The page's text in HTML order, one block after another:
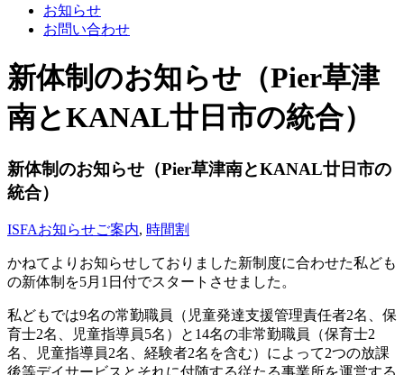
お知らせ
お問い合わせ
新体制のお知らせ（Pier草津
南とKANAL廿日市の統合）
新体制のお知らせ（Pier草津南とKANAL廿日市の
統合）
ISFAお知らせご案内, 時間割
かねてよりお知らせしておりました新制度に合わせた私ども
の新体制を5月1日付でスタートさせました。
私どもでは9名の常勤職員（児童発達支援管理責任者2名、保
育士2名、児童指導員5名）と14名の非常勤職員（保育士2
名、児童指導員2名、経験者2名を含む）によって2つの放課